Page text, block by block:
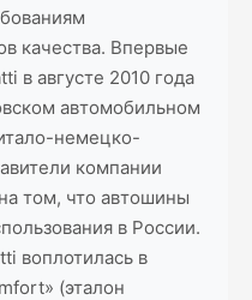
качества. Впервые
в августе 2010 года
автомобильном
немецко-
компании
том, что автошины
в России.
воплотилась в
(эталон